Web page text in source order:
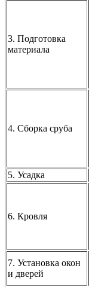
3. Подготовка
материала
4. Сборка сруба
5. Усадка
6. Кровля
7. Установка окон
и дверей